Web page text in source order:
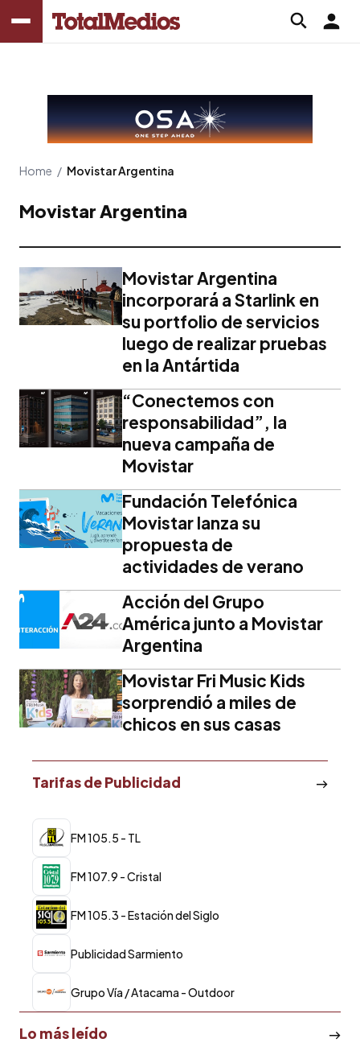
Home / Movistar Argentina
Movistar Argentina
Movistar Argentina
incorporará a Starlink en
su portfolio de servicios
luego de realizar pruebas
en la Antártida
“Conectemos con
responsabilidad”, la
nueva campaña de
Movistar
Fundación Telefónica
Movistar lanza su
propuesta de
actividades de verano
Acción del Grupo
América junto a Movistar
Argentina
Movistar Fri Music Kids
sorprendió a miles de
chicos en sus casas
Tarifas de Publicidad
FM 105.5 - TL
FM 107.9 - Cristal
FM 105.3 - Estación del Siglo
Publicidad Sarmiento
Grupo Vía / Atacama - Outdoor
Lo más leído